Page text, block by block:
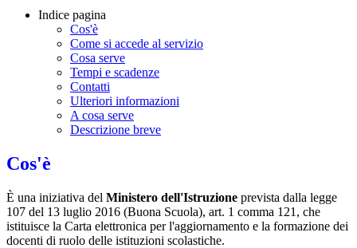
Indice pagina
Cos'è
Come si accede al servizio
Cosa serve
Tempi e scadenze
Contatti
Ulteriori informazioni
A cosa serve
Descrizione breve
Cos'è
È una iniziativa del Ministero dell'Istruzione prevista dalla legge
107 del 13 luglio 2016 (Buona Scuola), art. 1 comma 121, che
istituisce la Carta elettronica per l'aggiornamento e la formazione dei
docenti di ruolo delle istituzioni scolastiche.